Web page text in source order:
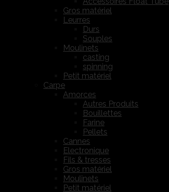
Gros matériel
Leurres
Durs
Souples
Moulinets
casting
spinning
Petit matériel
Carpe
Amorces
Autres Produits
Bouillettes
Farine
Pellets
Cannes
Electronique
Fils & tresses
Gros matériel
Moulinets
Petit matériel